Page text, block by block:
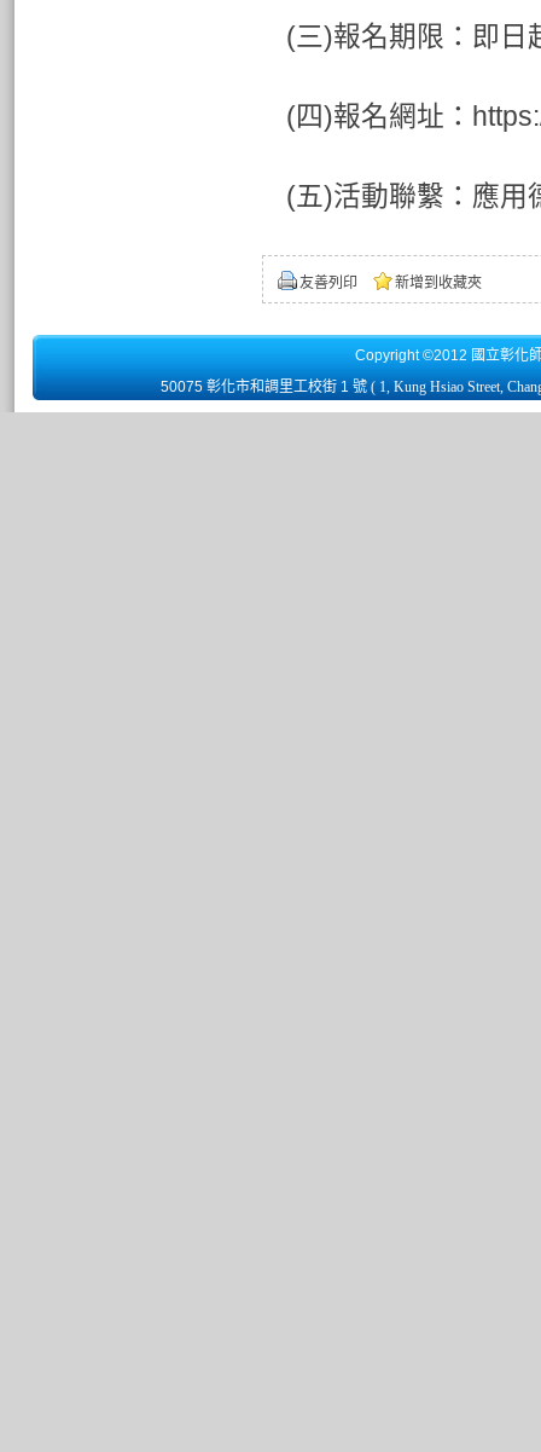
(三)報名期限：即日
(四)報名網址：
(五)活動聯繫：應用
友善列印 新增到收藏夾
Copyright ©2012 國立彰化
50075 彰化市和調里工校街 1 號 ( 1, Kung Hsiao Street,